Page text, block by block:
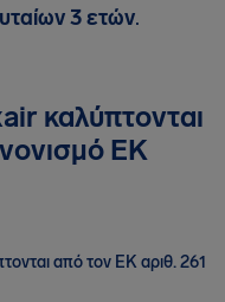
3 ετών.
καλύπτονται
ΕΚ
από τον ΕΚ αριθ. 261